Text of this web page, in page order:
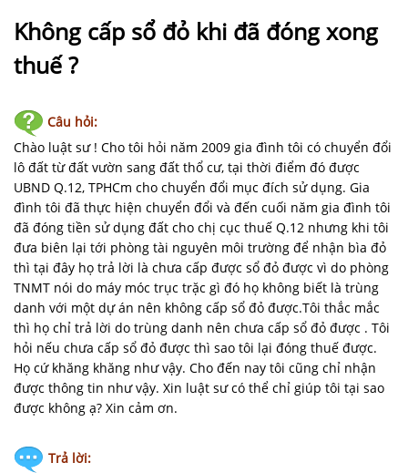
ĐẤT
VĂN
-
BIỂU
MẪU
LIÊN
HỆ
Không cấp sổ đỏ khi đã đóng xong
thuế ?
Câu hỏi:
Chào luật sư ! Cho tôi hỏi năm 2009 gia đình tôi có chuyển đổi
lô đất từ đất vườn sang đất thổ cư, tại thời điểm đó được
UBND Q.12, TPHCm cho chuyển đổi mục đích sử dụng. Gia
đình tôi đã thực hiện chuyển đổi và đến cuối năm gia đình tôi
đã đóng tiền sử dụng đất cho chị cục thuế Q.12 nhưng khi tôi
đưa biên lại tới phòng tài nguyên môi trường để nhận bìa đỏ
thì tại đây họ trả lời là chưa cấp được sổ đỏ được vì do phòng
TNMT nói do máy móc trục trặc gì đó họ không biết là trùng
danh với một dự án nên không cấp sổ đỏ được.Tôi thắc mắc
thì họ chỉ trả lời do trùng danh nên chưa cấp sổ đỏ được . Tôi
hỏi nếu chưa cấp sổ đỏ được thì sao tôi lại đóng thuế được.
Họ cứ khăng khăng như vậy. Cho đến nay tôi cũng chỉ nhận
được thông tin như vậy. Xin luật sư có thể chỉ giúp tôi tại sao
được không ạ? Xin cảm ơn.
Trả lời: